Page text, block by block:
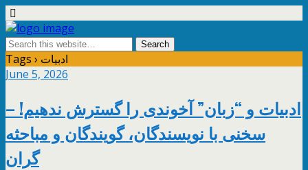
Tags › ادبیات
June 5, 2026
ادبیات و “زبان” آخوندی را گسترش ندهیم! –
سخنی با نویسندگان، گویندگان و مباحثه
گران